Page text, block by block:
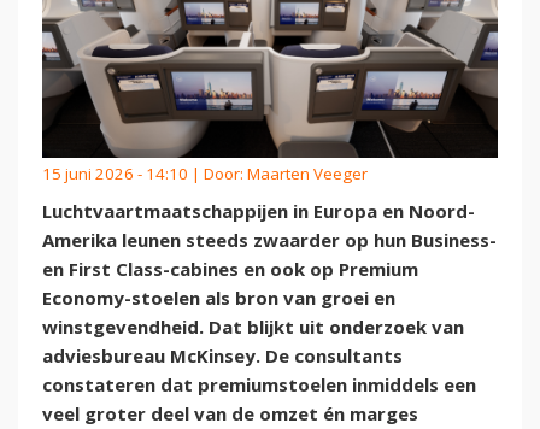
15 juni 2026 - 14:10 | Door: Maarten Veeger
Luchtvaartmaatschappijen in Europa en Noord-
Amerika leunen steeds zwaarder op hun Business-
en First Class-cabines en ook op Premium
Economy-stoelen als bron van groei en
winstgevendheid. Dat blijkt uit onderzoek van
adviesbureau McKinsey. De consultants
constateren dat premiumstoelen inmiddels een
veel groter deel van de omzet én marges